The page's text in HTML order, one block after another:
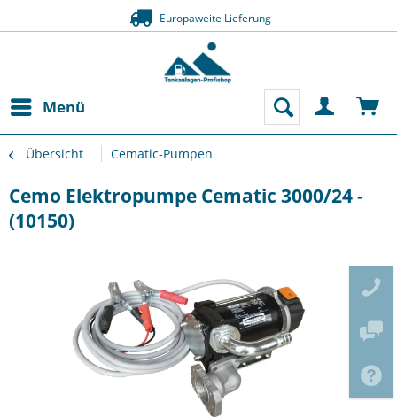
Europaweite Lieferung
Menü
Übersicht Cematic-Pumpen
Cemo Elektropumpe Cematic 3000/24 -
(10150)